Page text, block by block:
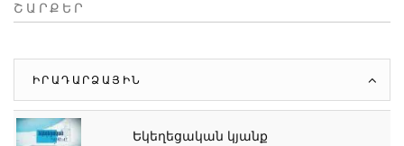
ՇԱՐՔԵՐ
ԻՐԱԴԱՐՁԱՅԻՆ
Եկեղեցական կյանք